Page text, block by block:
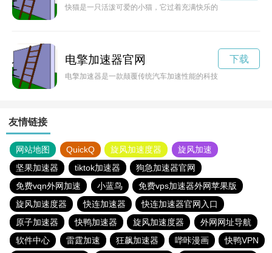
快猫是一只活泼可爱的小猫，它过着充满快乐的生活。它喜欢
电擎加速器官网
电擎加速器是一款颠覆传统汽车加速性能的科技创新产品，通
下载
友情链接
网站地图 QuickQ 旋风加速度器
旋风加速
坚果加速器
tiktok加速器
狗急加速器官网
免费vqn外网加速
小蓝鸟
免费vps加速器外网苹果版
旋风加速度器
快连加速器
快连加速器官网入口
原子加速器
快鸭加速器 旋风加速度器
外网网址导航
软件中心
雷霆加速 狂飙加速器 哔咔漫画 快鸭VPN